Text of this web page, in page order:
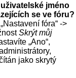
jméno
se ve fóru?
fóra“ ->
Skrýt můj
„Ano“,
jako skrytý